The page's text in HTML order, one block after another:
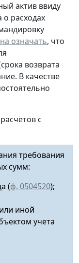
актив ввиду
расходах
означать, что
возврата
В качестве
с
требования
сумм:
(ф. 0504520);
иной
учета